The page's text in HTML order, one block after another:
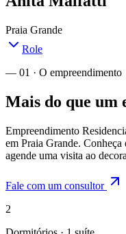
Praia Grande
Role
— 01 · O empreendimento
Mais do que um
Empreendimento
em Praia Grande.
agende uma visita ao
Fale com um consultor
2